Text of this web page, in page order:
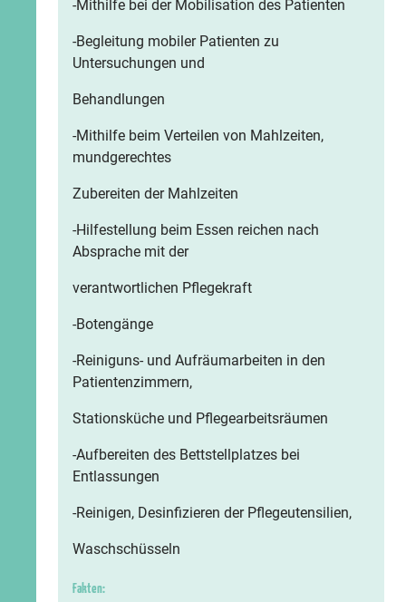
-Mithilfe bei der Mobilisation des Patienten
-Begleitung mobiler Patienten zu
Untersuchungen und
Behandlungen
-Mithilfe beim Verteilen von Mahlzeiten,
mundgerechtes
Zubereiten der Mahlzeiten
-Hilfestellung beim Essen reichen nach
Absprache mit der
verantwortlichen Pflegekraft
-Botengänge
-Reiniguns- und Aufräumarbeiten in den
Patientenzimmern,
Stationsküche und Pflegearbeitsräumen
-Aufbereiten des Bettstellplatzes bei
Entlassungen
-Reinigen, Desinfizieren der Pflegeutensilien,
Waschschüsseln
Fakten: